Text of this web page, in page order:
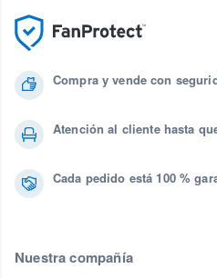
Compra y vende con
Atención al cliente hasta
Cada pedido está 100 %
Nuestra compañía